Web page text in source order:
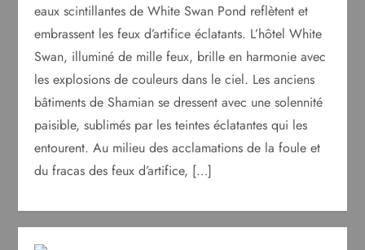
eaux scintillantes de White Swan Pond reflètent et
embrassent les feux d’artifice éclatants. L’hôtel White
Swan, illuminé de mille feux, brille en harmonie avec
les explosions de couleurs dans le ciel. Les anciens
bâtiments de Shamian se dressent avec une solennité
paisible, sublimés par les teintes éclatantes qui les
entourent. Au milieu des acclamations de la foule et
du fracas des feux d’artifice, […]